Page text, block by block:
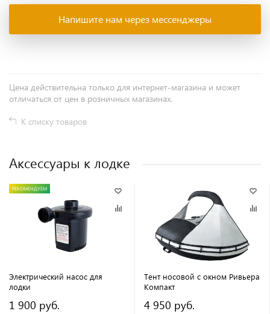
Напишите нам через мессенджеры
Цена действительна только для интернет-магазина и может
отличаться от цен в розничных магазинах.
К списку товаров
Аксессуары к лодке
РЕКОМЕНДУЕМ
Электрический насос для
лодки
1 900 руб.
Тент носовой с окном Ривьера
Компакт
4 950 руб.